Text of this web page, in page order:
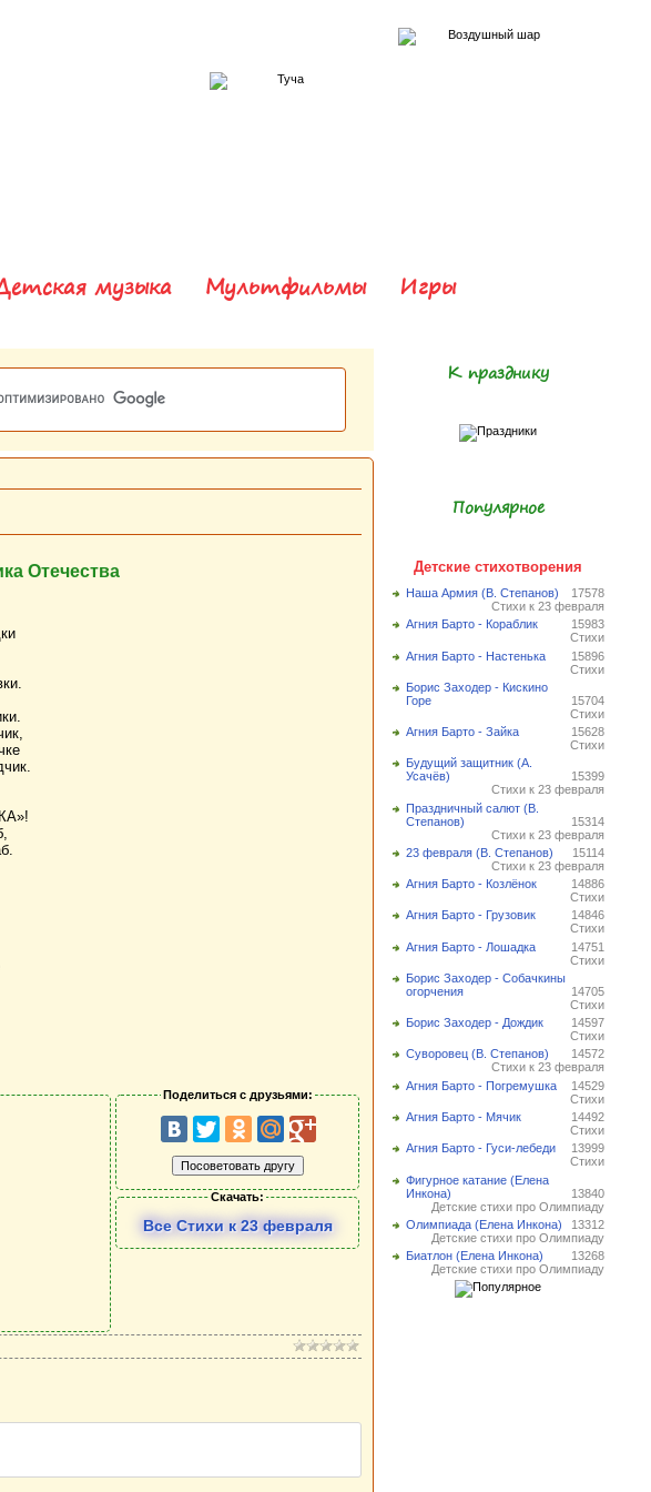
музыка Мультфильмы Игры
Отечества
Поделиться с друзьями:
Скачать:
Все Стихи к 23 февраля
К празднику
Популярное
Детские стихотворения
Наша Армия (В. Степанов)
17578
Стихи к 23 февраля
Агния Барто - Кораблик
15983
Стихи
Агния Барто - Настенька
15896
Стихи
Борис Заходер - Кискино
Горе
15704
Стихи
Агния Барто - Зайка
15628
Стихи
Будущий защитник (А.
Усачёв)
15399
Стихи к 23 февраля
Праздничный салют (В.
Степанов)
15314
Стихи к 23 февраля
23 февраля (В. Степанов)
15114
Стихи к 23 февраля
Агния Барто - Козлёнок
14886
Стихи
Агния Барто - Грузовик
14846
Стихи
Агния Барто - Лошадка
14751
Стихи
Борис Заходер - Собачкины
огорчения
14705
Стихи
Борис Заходер - Дождик
14597
Стихи
Суворовец (В. Степанов)
14572
Стихи к 23 февраля
Агния Барто - Погремушка
14529
Стихи
Агния Барто - Мячик
14492
Стихи
Агния Барто - Гуси-лебеди
13999
Стихи
Фигурное катание (Елена
Инкона)
13840
Детские стихи про Олимпиаду
Олимпиада (Елена Инкона)
13312
Детские стихи про Олимпиаду
Биатлон (Елена Инкона)
13268
Детские стихи про Олимпиаду